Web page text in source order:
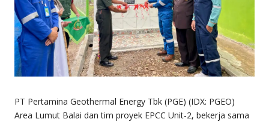
PT Pertamina Geothermal Energy Tbk (PGE) (IDX: PGEO)
Area Lumut Balai dan tim proyek EPCC Unit-2, bekerja sama